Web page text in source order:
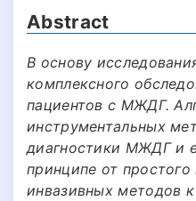
Abstract
В основу
комплексного
пациентов с МЖДГ.
инструментальных
диагностики МЖДГ и
принципе от
инвазивных методов